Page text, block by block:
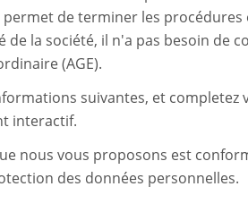
de terminer les procédures
de la société, il n'a pas besoin de
(AGE).
suivantes, et
interactif.
nous vous proposons est
des données personnelles.